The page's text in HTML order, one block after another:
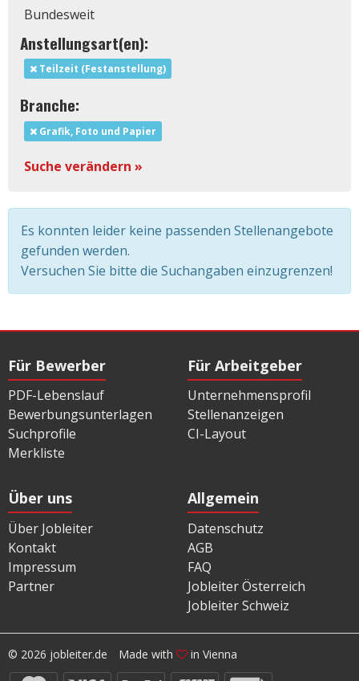
Bundesweit
Anstellungsart(en):
Teilzeit (Festanstellung)
Branche:
Grafik, Foto und Papier
Suche verändern »
Es konnten leider keine passenden Stellenangebote
gefunden werden.
Versuchen Sie bitte die Suchangaben einzugrenzen!
Für Bewerber
PDF-Lebenslauf
Bewerbungsunterlagen
Suchprofile
Merkliste
Für Arbeitgeber
Unternehmensprofil
Stellenanzeigen
CI-Layout
Über uns
Über Jobleiter
Kontakt
Impressum
Partner
Allgemein
Datenschutz
AGB
FAQ
Jobleiter Österreich
Jobleiter Schweiz
© 2026 jobleiter.de Made with in Vienna